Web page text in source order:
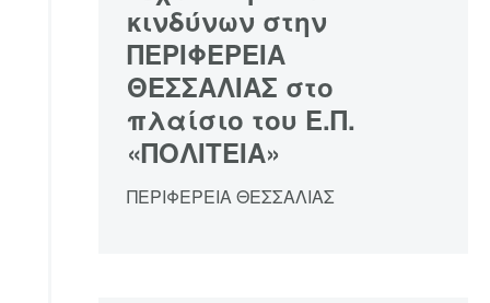
κινδύνων στην
ΠΕΡΙΦΕΡΕΙΑ
ΘΕΣΣΑΛΙΑΣ στο
πλαίσιο του Ε.Π.
«ΠΟΛΙΤΕΙΑ»
ΠΕΡΙΦΕΡΕΙΑ ΘΕΣΣΑΛΙΑΣ